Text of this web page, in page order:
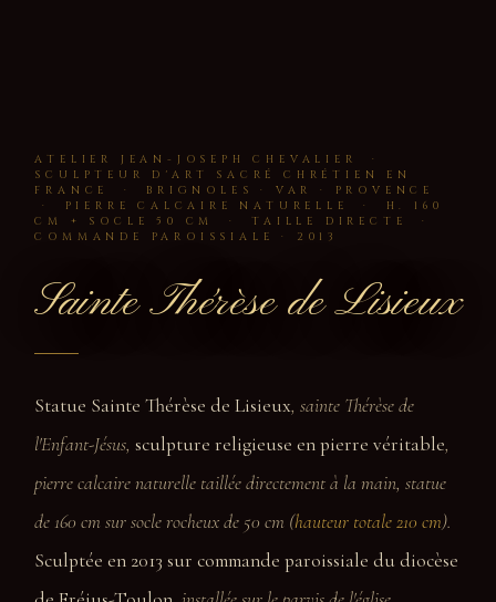
ATELIER JEAN-JOSEPH CHEVALIER ·
SCULPTEUR D'ART SACRÉ CHRÉTIEN EN
FRANCE · BRIGNOLES · VAR · PROVENCE
· PIERRE CALCAIRE NATURELLE · H. 160
CM + SOCLE 50 CM · TAILLE DIRECTE ·
COMMANDE PAROISSIALE · 2013
Sainte Thérèse de Lisieux
Statue Sainte Thérèse de Lisieux, sainte Thérèse de
l'Enfant-Jésus,sculpture religieuse en pierre véritable,
pierre calcaire naturelle taillée directement à la main, statue
de 160 cm sur socle rocheux de 50 cm (hauteur totale 210 cm).
Sculptée en 2013 sur commande paroissiale du diocèse